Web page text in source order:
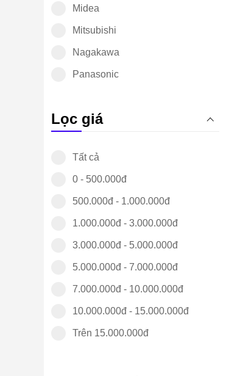
Midea
Mitsubishi
Nagakawa
Panasonic
Samsung
Sumikura
TCL
Toshiba
Lọc giá
Tất cả
0 - 500.000đ
500.000đ - 1.000.000đ
1.000.000đ - 3.000.000đ
3.000.000đ - 5.000.000đ
5.000.000đ - 7.000.000đ
7.000.000đ - 10.000.000đ
10.000.000đ - 15.000.000đ
Trên 15.000.000đ